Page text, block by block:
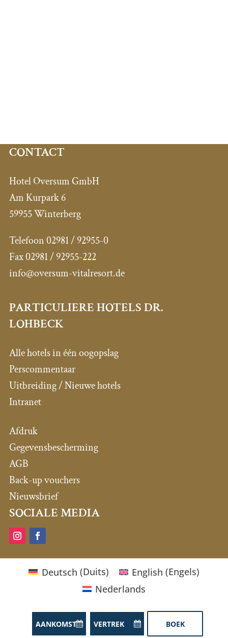
CONTACT
Hotel Oversum GmbH
Am Kurpark 6
59955 Winterberg
Telefoon 02981 / 92955-0
Fax 02981 / 92955-222
info@oversum-vitalresort.de
PARTICULIERE HOTELS DR.
LOHBECK
Alle hotels in één oogopslag
Perscommentaar
Uitbreiding / Nieuwe hotels
Intranet
Afdruk
Gegevensbescherming
AGB
Back-up vouchers
Nieuwsbrief
SOCIALE MEDIA
Deutsch (Duits) English (Engels)
Nederlands